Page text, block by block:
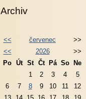
Archiv
<< červenec
>>
<<
2026
>>
Po Út St Čt Pá So
Ne
1
2 3 4
5
6
7 8 9 10 11
12